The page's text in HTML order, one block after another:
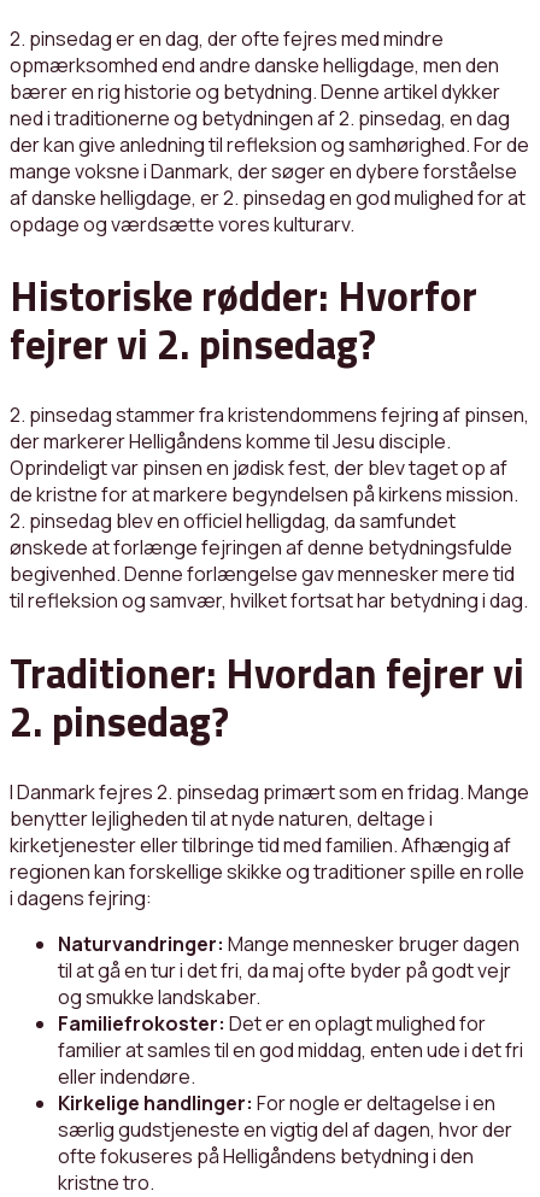
2. pinsedag er en dag, der ofte fejres med mindre
opmærksomhed end andre danske helligdage, men den
bærer en rig historie og betydning. Denne artikel dykker
ned i traditionerne og betydningen af 2. pinsedag, en dag
der kan give anledning til refleksion og samhørighed. For de
mange voksne i Danmark, der søger en dybere forståelse
af danske helligdage, er 2. pinsedag en god mulighed for at
opdage og værdsætte vores kulturarv.
Historiske rødder: Hvorfor
fejrer vi 2. pinsedag?
2. pinsedag stammer fra kristendommens fejring af pinsen,
der markerer Helligåndens komme til Jesu disciple.
Oprindeligt var pinsen en jødisk fest, der blev taget op af
de kristne for at markere begyndelsen på kirkens mission.
2. pinsedag blev en officiel helligdag, da samfundet
ønskede at forlænge fejringen af denne betydningsfulde
begivenhed. Denne forlængelse gav mennesker mere tid
til refleksion og samvær, hvilket fortsat har betydning i dag.
Traditioner: Hvordan fejrer vi
2. pinsedag?
I Danmark fejres 2. pinsedag primært som en fridag. Mange
benytter lejligheden til at nyde naturen, deltage i
kirketjenester eller tilbringe tid med familien. Afhængig af
regionen kan forskellige skikke og traditioner spille en rolle
i dagens fejring:
Naturvandringer: Mange mennesker bruger dagen
til at gå en tur i det fri, da maj ofte byder på godt vejr
og smukke landskaber.
Familiefrokoster: Det er en oplagt mulighed for
familier at samles til en god middag, enten ude i det fri
eller indendøre.
Kirkelige handlinger: For nogle er deltagelse i en
særlig gudstjeneste en vigtig del af dagen, hvor der
ofte fokuseres på Helligåndens betydning i den
kristne tro.